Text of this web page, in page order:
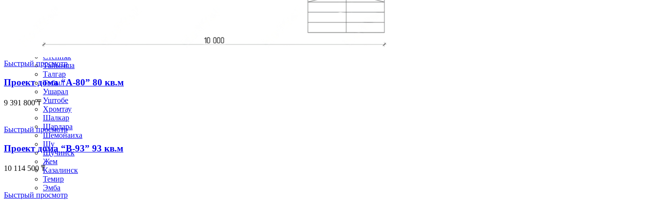
Сергеевка
Степняк
Тайынша
Талгар
Тобыл
Ушарал
Уштобе
Хромтау
Шалкар
Шардара
Шемонаиха
Шу
Щучинск
Жем
Казалинск
Темир
Эмба
Быстрый просмотр
Проект дома “А-80” 80 кв.м
9 391 800₸
Быстрый просмотр
Проект дома “В-93” 93 кв.м
10 114 500 ₸
Быстрый просмотр